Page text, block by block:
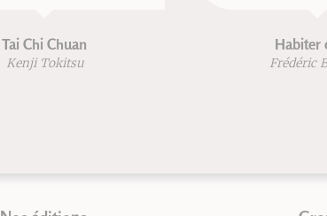
Tai Chi Chuan
Kenji Tokitsu
Habiter
Frédéric